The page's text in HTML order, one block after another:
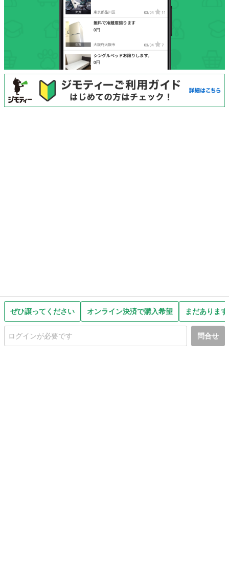
ぜひ譲ってください オンライン決済で購入希望 まだありま
問合せ